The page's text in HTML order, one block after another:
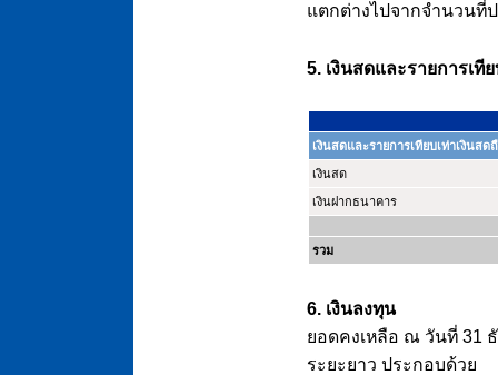
แตกต่างไปจากจำนวนที่
5. เงินสดและรายการเทีย
เงินสดและรายการเทียบเท่าเงินส
เงินสด
เงินฝากธนาคาร
รวม
6. เงินลงทุน
ยอดคงเหลือ ณ วันที่ 31
ระยะยาว ประกอบด้วย